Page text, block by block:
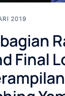
2019
Final